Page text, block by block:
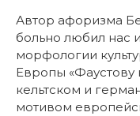
Автор афоризма
больно любил нас
морфологии
Европы «Фаустову
кельтском и
мотивом